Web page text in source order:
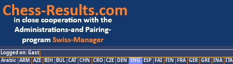
Logged on: Gast
Arabic ARM AZE BIH BUL CAT CHN CRO CZE DEN ENG ESP FAI FIN FRA GER GRE INA ITA